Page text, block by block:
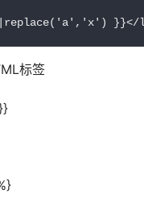
}}</
标签